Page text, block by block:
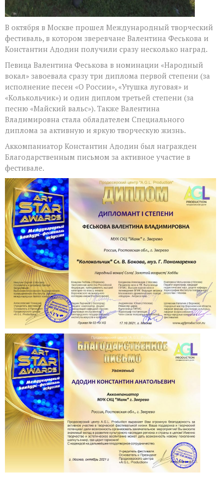
В октября в Москве прошел Международный творческий
фестиваль, в котором зверевчане Валентина Феськова и
Константин Адодин получили сразу несколько наград.
Певица Валентина Феськова в номинации «Народный
вокал» завоевала сразу три диплома первой степени (за
исполнение песен «О России», «Утушка луговая» и
«Колькольчик») и один диплом третьей степени (за
песню «Майский вальс»). Также Валентина
Владимировна стала обладателем Специального
диплома за активную и яркую творческую жизнь.
Аккомпаниатор Константин Адодин был награжден
Благодарственным письмом за активное участие в
фестивале.